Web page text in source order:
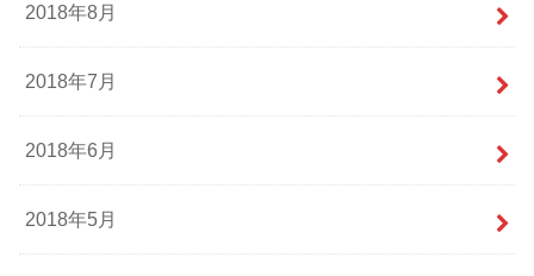
2018年8月
2018年7月
2018年6月
2018年5月